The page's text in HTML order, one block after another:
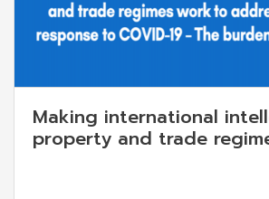
Making international
property and trade